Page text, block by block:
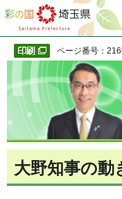
彩の国 埼玉県
ページ番号：
大野知事の動